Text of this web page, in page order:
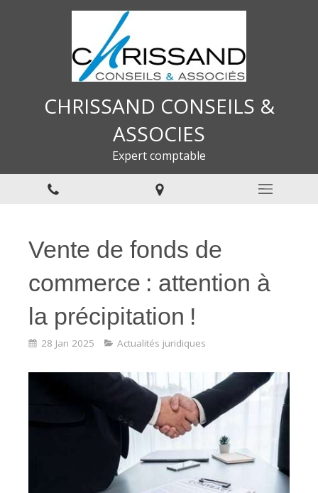
CHRISSAND CONSEILS &
ASSOCIES
Expert comptable
Vente de fonds de
commerce : attention à
la précipitation !
28 Jan 2025 Actualités juridiques